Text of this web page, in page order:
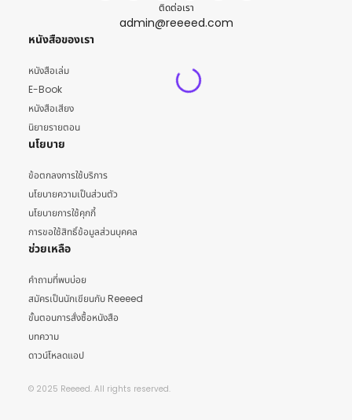
ติดต่อเรา
admin@reeeed.com
หนังสือของเรา
หนังสือเล่ม
E-Book
หนังสือเสียง
นิยายรายตอน
นโยบาย
ข้อตกลงการใช้บริการ
นโยบายความเป็นส่วนตัว
นโยบายการใช้คุกกี้
การขอใช้สิทธิ์ข้อมูลส่วนบุคคล
ช่วยเหลือ
คำถามที่พบบ่อย
สมัครเป็นนักเขียนกับ Reeeed
ขั้นตอนการสั่งซื้อหนังสือ
บทความ
ดาวน์โหลดแอป
© 2025 Reeeed. All rights reserved.